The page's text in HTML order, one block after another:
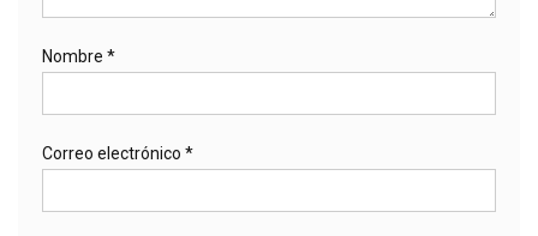
Nombre *
Correo electrónico *